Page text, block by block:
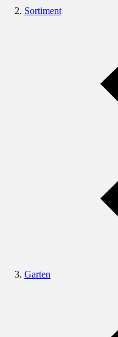
Sortiment
Garten